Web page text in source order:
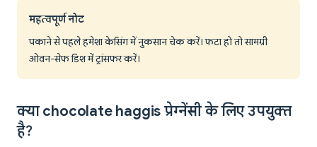
महत्वपूर्ण नोट
पकाने से पहले हमेशा केसिंग में नुकसान चेक करें। फटा हो तो सामग्री
ओवन-सेफ डिश में ट्रांसफर करें।
क्या chocolate haggis प्रेग्नेंसी के लिए उपयुक्त
है?